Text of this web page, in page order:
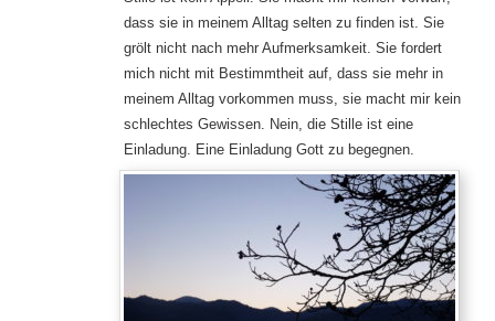
dass sie in meinem Alltag selten zu finden ist. Sie
grölt nicht nach mehr Aufmerksamkeit. Sie fordert
mich nicht mit Bestimmtheit auf, dass sie mehr in
meinem Alltag vorkommen muss, sie macht mir kein
schlechtes Gewissen. Nein, die Stille ist eine
Einladung. Eine Einladung Gott zu begegnen.